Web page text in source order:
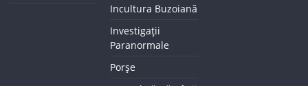
Incultura Buzoiană
Investigații
Paranormale
Porșe